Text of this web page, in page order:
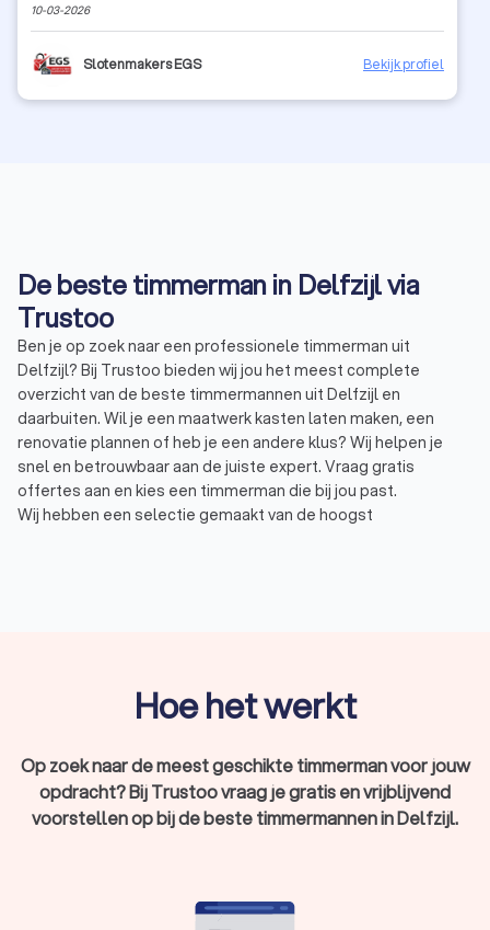
10-03-2026
Slotenmakers EGS Bekijk profiel
De beste timmerman in Delfzijl via
Trustoo
Ben je op zoek naar een professionele timmerman uit
Delfzijl? Bij Trustoo bieden wij jou het meest complete
overzicht van de beste timmermannen uit Delfzijl en
daarbuiten. Wil je een maatwerk kasten laten maken, een
renovatie plannen of heb je een andere klus? Wij helpen je
snel en betrouwbaar aan de juiste expert. Vraag gratis
offertes aan en kies een timmerman die bij jou past.
Wij hebben een selectie gemaakt van de hoogst
verantwoordelijk is voor het maken, repareren en
onderhouden van houten constructies. Het werk van een
bouwprojecten. Timmermannen uit Delfzijl zijn nodig voor:
Het maken en plaatsen van houten kozijnen, deuren en
trappen.
Het renoveren en repareren van houten constructies.
Een erkende timmerman uit Delfzijl beschikt over de juiste
Hoe het werkt
Op zoek naar de meest geschikte timmerman voor jouw
opdracht? Bij Trustoo vraag je gratis en vrijblijvend
voorstellen op bij de beste timmermannen in Delfzijl.